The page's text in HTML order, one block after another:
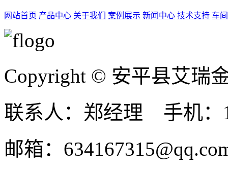
网站首页 产品中心 关于我们 案例展示 新闻中心 技术支持 车
Copyright © 安平县艾瑞
联系人：郑经理 手机：
邮箱：